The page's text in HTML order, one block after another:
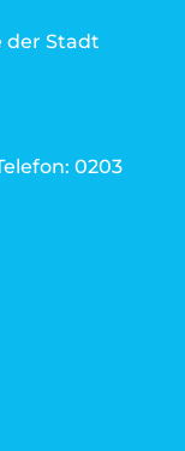
der Stadt
0203